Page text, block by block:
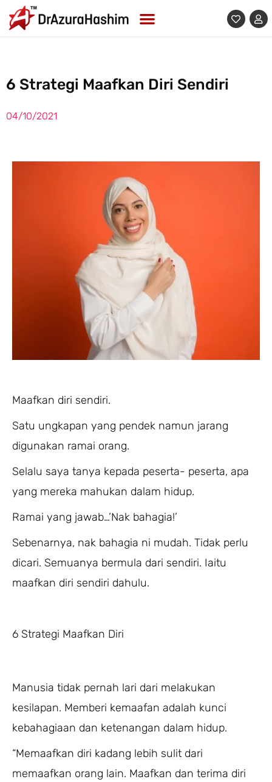
content
6 Strategi Maafkan Diri Sendiri
04/10/2021
Maafkan diri sendiri.
Satu ungkapan yang pendek namun jarang
digunakan ramai orang.
Selalu saya tanya kepada peserta- peserta, apa
yang mereka mahukan dalam hidup.
Ramai yang jawab…’Nak bahagia!’
Sebenarnya, nak bahagia ni mudah. Tidak perlu
dicari. Semuanya bermula dari sendiri. Iaitu
maafkan diri sendiri dahulu.
6 Strategi Maafkan Diri
Manusia tidak pernah lari dari melakukan
kesilapan. Memberi kemaafan adalah kunci
kebahagiaan dan ketenangan dalam hidup.
“Memaafkan diri kadang lebih sulit dari
memaafkan orang lain. Maafkan dan terima diri